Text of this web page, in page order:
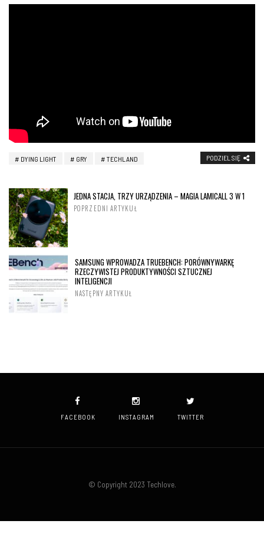
DYING LIGHT GRY TECHLAND PODZIEL SIĘ
JEDNA STACJA, TRZY URZĄDZENIA – MAGIA LAMICALL 3 W 1
POPRZEDNI ARTYKUŁ
SAMSUNG WPROWADZA TRUEBENCH: PORÓWNYWARKĘ
RZECZYWISTEJ PRODUKTYWNOŚCI SZTUCZNEJ
INTELIGENCJI
NASTĘPNY ARTYKUŁ
FACEBOOK INSTAGRAM TWITTER
© Copyright 2023 Techlove.